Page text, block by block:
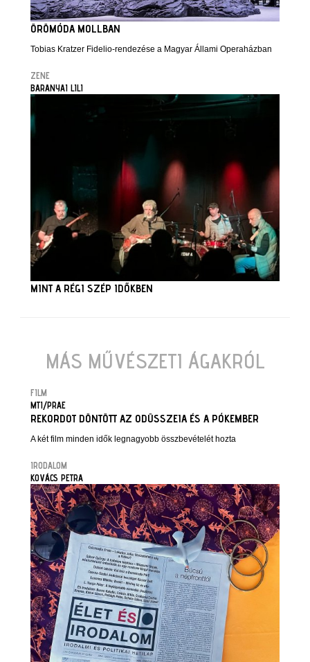
ÖRÖMÓDA MOLLBAN
Tobias Kratzer Fidelio-rendezése a Magyar Állami Operaházban
ZENE
BARANYAI LILI
MINT A RÉGI SZÉP IDŐKBEN
MÁS MŰVÉSZETI ÁGAKRÓL
FILM
MTI/PRAE
REKORDOT DÖNTÖTT AZ ODÜSSZEIA ÉS A PÓKEMBER
A két film minden idők legnagyobb összbevételét hozta
IRODALOM
KOVÁCS PETRA